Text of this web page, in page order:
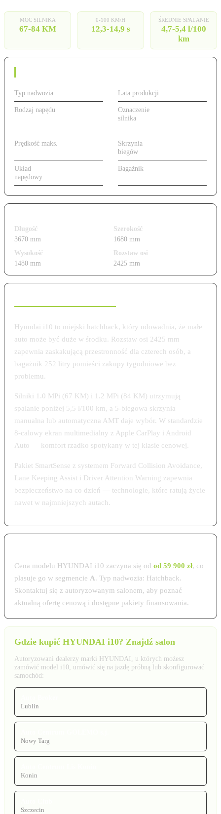
MOC SILNIKA
67-84 KM
0-100 KM/H
12,3-14,9 s
ŚREDNIE SPALANIE
4,7-5,4 l/100
km
Typ nadwozia Lata produkcji
Rodzaj napędu
Oznaczenie
silnika
Prędkość maks.
Skrzynia
biegów
Układ
napędowy
Bagażnik
Długość
3670 mm
Szerokość
1680 mm
Wysokość
1480 mm
Rozstaw osi
2425 mm
Hyundai i10 to miejski hatchback, który udowadnia, że małe
auto może być duże w środku. Rozstaw osi 2425 mm
zapewnia zaskakującą przestronność dla czterech osób, a
bagażnik 252 litry pomieści zakupy tygodniowe bez
problemu.
Silniki 1.0 MPi (67 KM) i 1.2 MPi (84 KM) utrzymują
spalanie poniżej 5,5 l/100 km, a 5-biegowa skrzynia
manualna lub automatyczna AMT daje wybór. W standardzie
8-calowy ekran multimedialny z Apple CarPlay i Android
Auto — komfort rzadko spotykany w tej klasie cenowej.
Pakiet SmartSense z systemem Forward Collision Avoidance,
Lane Keeping Assist i Driver Attention Warning zapewnia
bezpieczeństwo na co dzień — technologie, które ratują życie
nawet w najmniejszych autach.
Cena modelu HYUNDAI i10 zaczyna się od od 59 900 zł, co
plasuje go w segmencie A. Typ nadwozia: Hatchback.
Skontaktuj się z autoryzowanym salonem, aby poznać
aktualną ofertę cenową i dostępne pakiety finansowania.
Gdzie kupić HYUNDAI i10? Znajdź salon
Autoryzowani dealerzy marki HYUNDAI, u których możesz
zamówić model i10, umówić się na jazdę próbną lub skonfigurować
samochód:
Lublin
Nowy Targ
Konin
Szczecin